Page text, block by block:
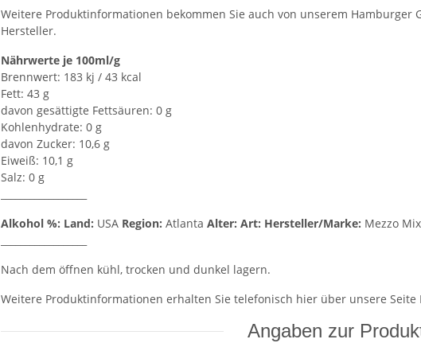
Weitere Produktinformationen bekommen Sie auch von unserem Hamburger
Hersteller.
Nährwerte je 100ml/g
Brennwert: 183 kj / 43 kcal
Fett: 43 g
davon gesättigte Fettsäuren: 0 g
Kohlenhydrate: 0 g
davon Zucker: 10,6 g
Eiweiß: 10,1 g
Salz: 0 g
Alkohol %: Land: USA Region: Atlanta Alter: Art: Hersteller/Marke: Mezzo
Nach dem öffnen kühl, trocken und dunkel lagern.
Weitere Produktinformationen erhalten Sie telefonisch hier über unsere
Angaben zur